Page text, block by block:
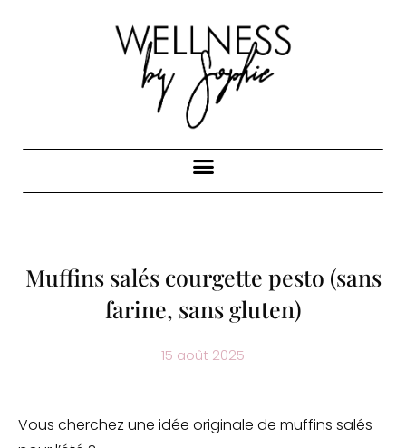
Muffins salés courgette pesto (sans
farine, sans gluten)
15 août 2025
Vous cherchez une idée originale de muffins salés